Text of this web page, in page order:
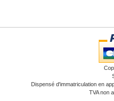
Dispensé d'immatriculation en
TVA non